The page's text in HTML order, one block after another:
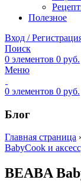
Полезное
Вход /
Поиск
0 элементов 0 руб.
Меню
0 элементов 0 руб.
Блог
Главная страница
BabyCook и
BEABA